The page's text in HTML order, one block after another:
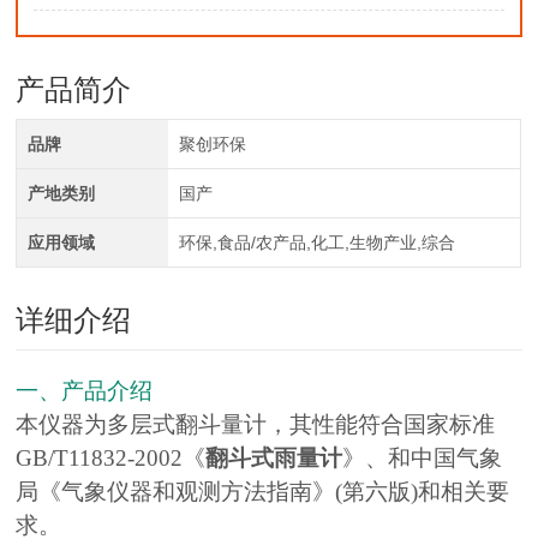
产品简介
品牌 聚创环保
产地类别 国产
应用领域 环保,食品/农产品,化工,生物产业,综合
详细介绍
一、产品介绍
本仪器为多层式翻斗量计，其性能符合国家标准
GB/T11832-2002《翻斗式雨量计》、和中国气象
局《气象仪器和观测方法指南》(第六版)和相关要
求。